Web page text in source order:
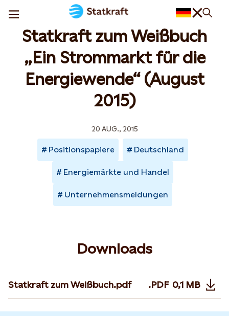
Statkraft zum Weißbuch
„Ein Strommarkt für die
Energiewende“ (August
2015)
20 AUG., 2015
Positionspapiere Deutschland
Energiemärkte und Handel
Unternehmensmeldungen
Downloads
Statkraft zum Weißbuch.pdf .PDF 0,1 MB
Opens in